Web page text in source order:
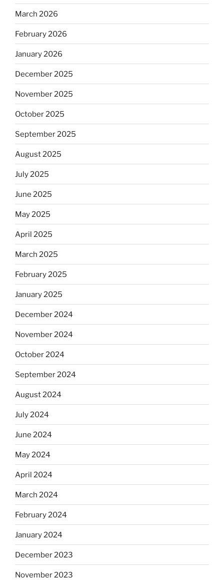
March 2026
February 2026
January 2026
December 2025
November 2025
October 2025
September 2025
August 2025
July 2025
June 2025
May 2025
April 2025
March 2025
February 2025
January 2025
December 2024
November 2024
October 2024
September 2024
August 2024
July 2024
June 2024
May 2024
April 2024
March 2024
February 2024
January 2024
December 2023
November 2023